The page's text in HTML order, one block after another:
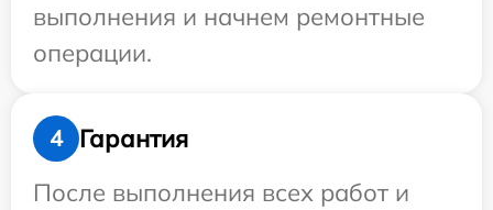
выполнения и начнем ремонтные
операции.
4
Гарантия
После выполнения всех работ и